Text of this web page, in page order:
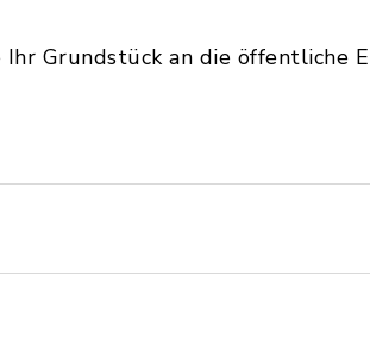
Grundstück an die öffentliche